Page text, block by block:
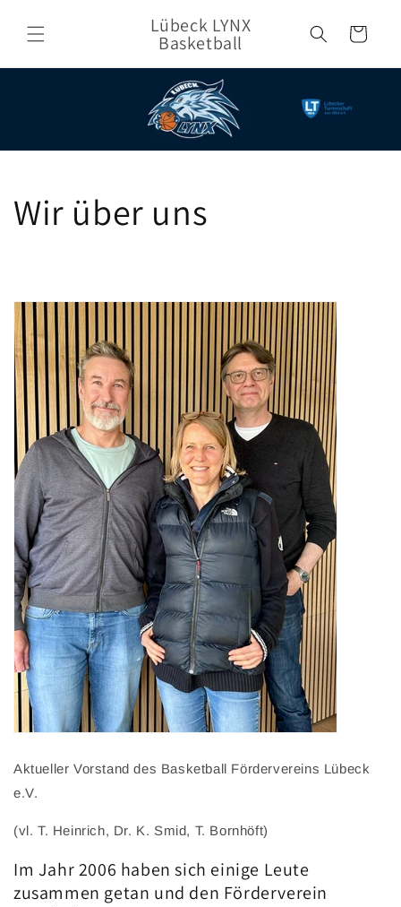
Inhalt
Lübeck LYNX
Basketball Warenkorb
Wir über uns
Aktueller Vorstand des Basketball Fördervereins Lübeck
e.V.
(vl. T. Heinrich, Dr. K. Smid, T. Bornhöft)
Im Jahr 2006 haben sich einige Leute
zusammen getan und den Förderverein